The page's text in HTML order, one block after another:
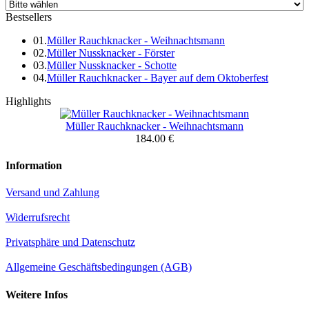
Bestsellers
01.Müller Rauchknacker - Weihnachtsmann
02.Müller Nussknacker - Förster
03.Müller Nussknacker - Schotte
04.Müller Rauchknacker - Bayer auf dem Oktoberfest
Highlights
Müller Rauchknacker - Weihnachtsmann
184.00 €
Information
Versand und Zahlung
Widerrufsrecht
Privatsphäre und Datenschutz
Allgemeine Geschäftsbedingungen (AGB)
Weitere Infos